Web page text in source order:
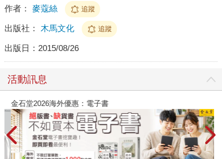
作者： 麥蔻絲 追蹤
出版社： 木馬文化 追蹤
出版日： 2015/08/26
活動訊息
金石堂2026海外優惠：電子書